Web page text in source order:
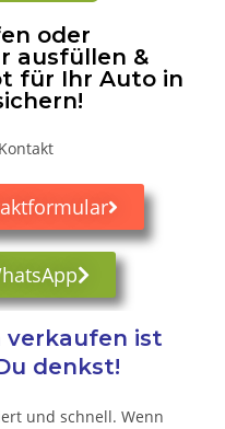
oder
ausfüllen &
für Ihr Auto in
verkaufen ist
denkst!
und schnell. Wenn